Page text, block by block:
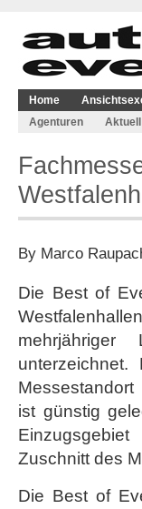
Home
Agenturen
Aktuell
By Marco
Die Best of
Messestandort
ist günstig
Zuschnitt des
Die Best of